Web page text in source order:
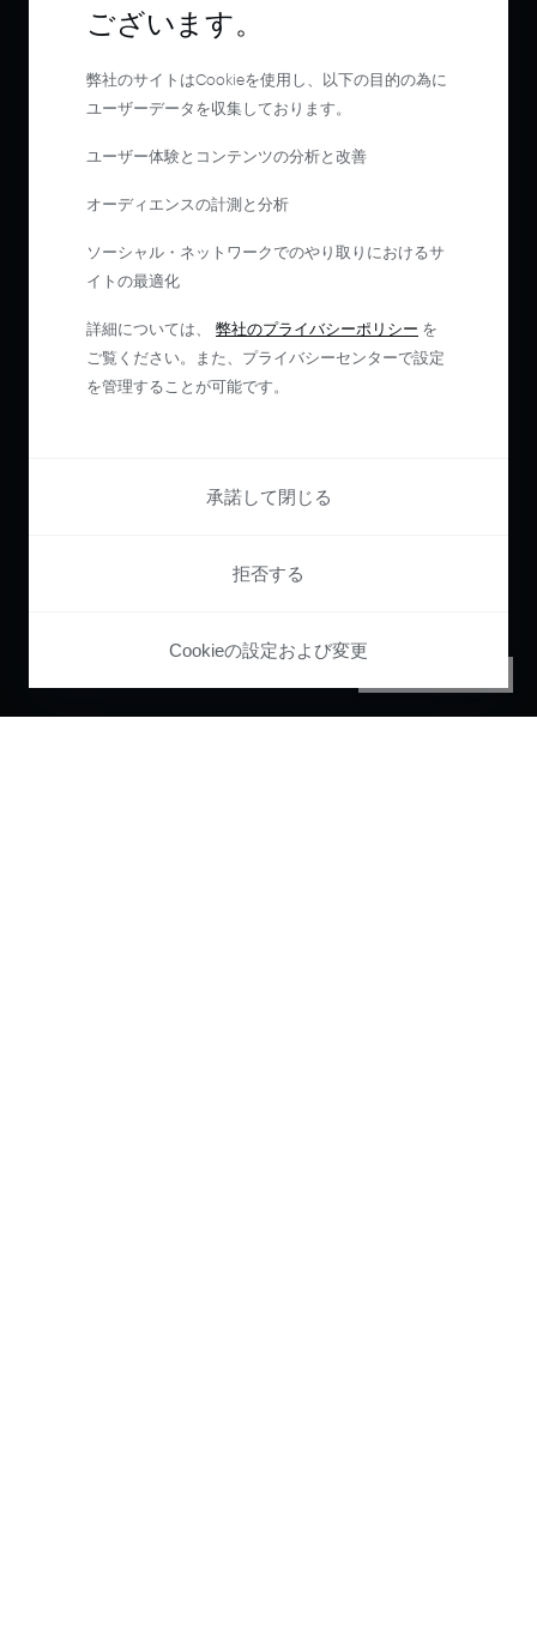
ございます。
弊社のサイトはCookieを使用し、以下の目的の為に
ユーザーデータを収集しております。
ユーザー体験とコンテンツの分析と改善
オーディエンスの計測と分析
ソーシャル・ネットワークでのやり取りにおけるサ
イトの最適化
詳細については、 弊社のプライバシーポリシー を
ご覧ください。また、プライバシーセンターで設定
を管理することが可能です。
承諾して閉じる
拒否する
Cookieの設定および変更